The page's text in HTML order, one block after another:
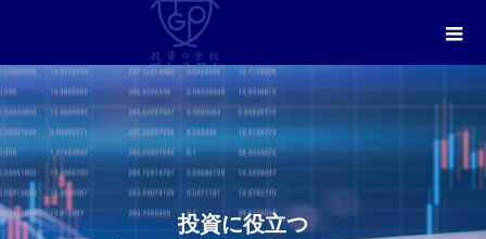
投資に役立つ